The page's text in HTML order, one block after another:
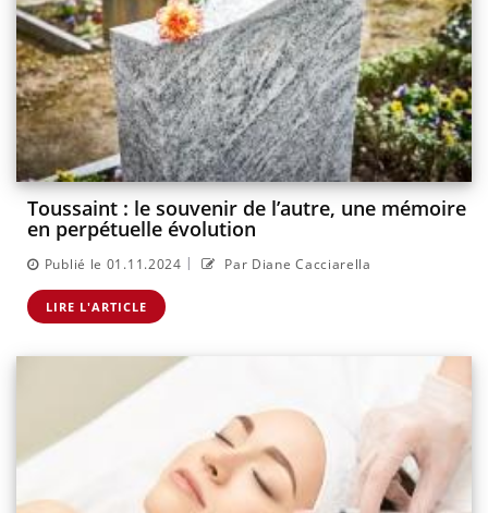
Toussaint : le souvenir de l’autre, une mémoire
en perpétuelle évolution
Publié le 01.11.2024 | Par Diane Cacciarella
LIRE L'ARTICLE